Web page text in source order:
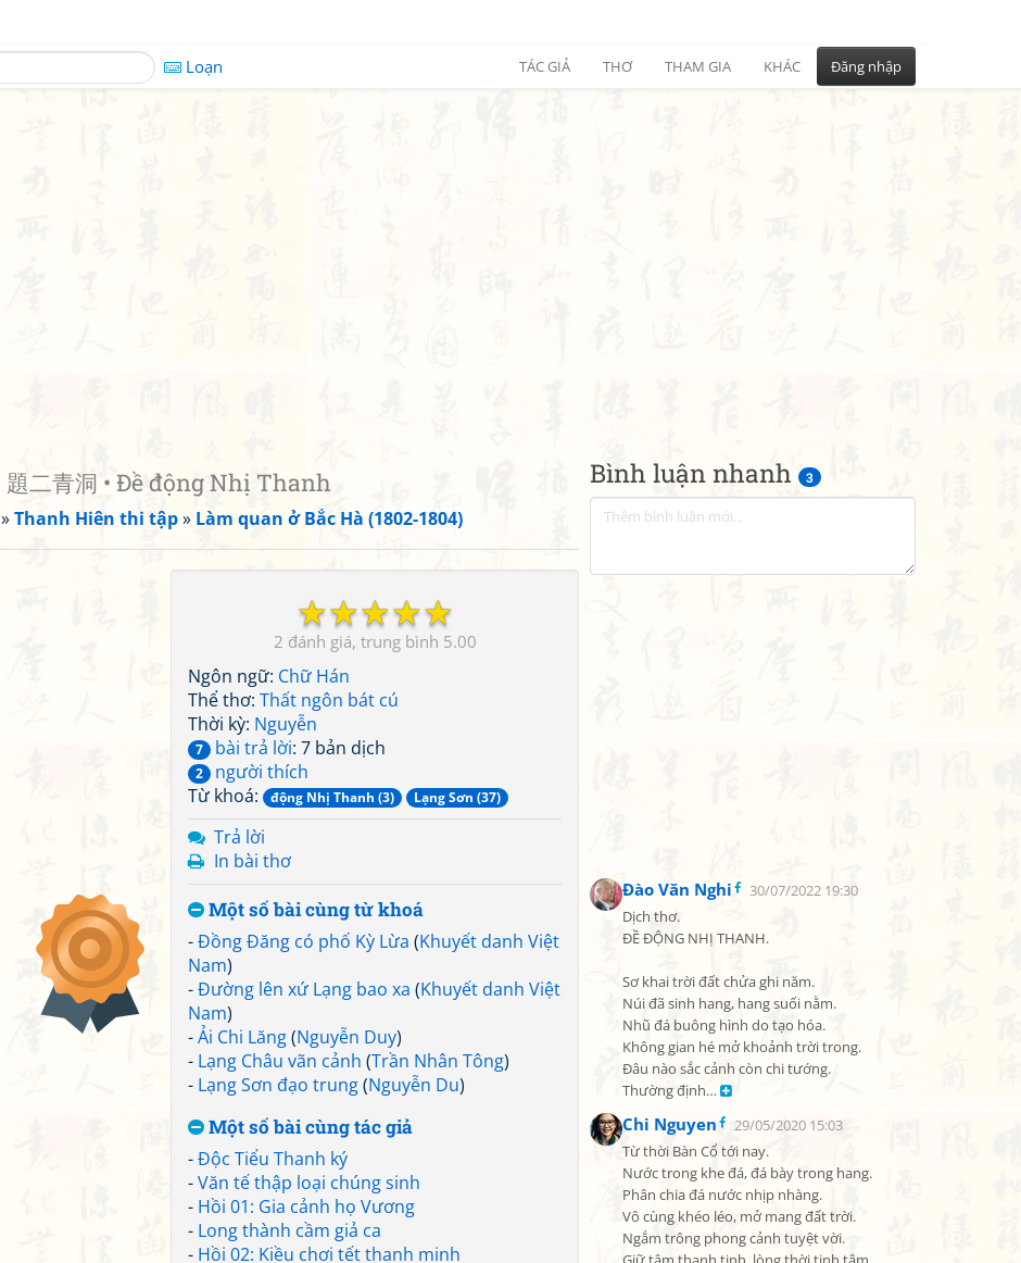
Loạn TÁC GIẢ THƠ THAM GIA KHÁC Đăng nhập
Bình luận nhanh 3
Đào Văn Nghi
30/07/2022 19:30
Dịch thơ.
ĐỀ ĐỘNG NHỊ THANH.
Sơ khai trời đất chửa ghi năm.
Núi đã sinh hang, hang suối nằm.
Nhũ đá buông hình do tạo hóa.
Không gian hé mở khoảnh trời trong.
Đâu nào sắc cảnh còn chi tướng.
Thường định…
Chi Nguyen
29/05/2020 15:03
Từ thời Bàn Cổ tới nay.
Nước trong khe đá, đá bày trong hang.
Phân chia đá nước nhịp nhàng.
Vô cùng khéo léo, mở mang đất trời.
Ngắm trông phong cảnh tuyệt vời.
題二青洞 • Đề động Nhị Thanh
»Thanh Hiên thi tập» Làm quan ở Bắc Hà (1802-1804)
☆
☆
☆
☆
☆
2 5.00
Ngôn ngữ: Chữ Hán
Thể thơ: Thất ngôn bát cú
Thời kỳ: Nguyễn
7 bài trả lời: 7 bản dịch
2
người thích
Từ khoá:
động Nhị Thanh (3) Lạng Sơn (37)
Trả lời
In bài thơ
Một số bài cùng từ khoá
-Đồng Đăng có phố Kỳ Lừa (Khuyết danh Việt
Nam)
-Đường lên xứ Lạng bao xa (Khuyết danh Việt
Nam)
-Ải Chi Lăng(Nguyễn Duy)
- Lạng Châu vãn cảnh (Trần Nhân Tông)
- Lạng Sơn đạo trung(Nguyễn Du)
Một số bài cùng tác giả
-Độc Tiểu Thanh ký
-Văn tế thập loại chúng sinh
- Hồi 01: Gia cảnh họ Vương
- Long thành cầm giả ca
- Hồi 02: Kiều chơi tết thanh minh